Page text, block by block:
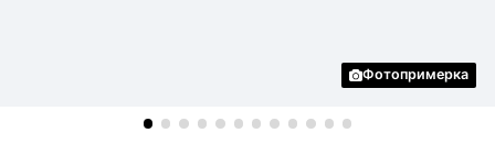
Фотопримерка